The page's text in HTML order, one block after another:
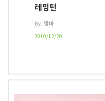
레밍턴
By. 맘바
2010/12/20